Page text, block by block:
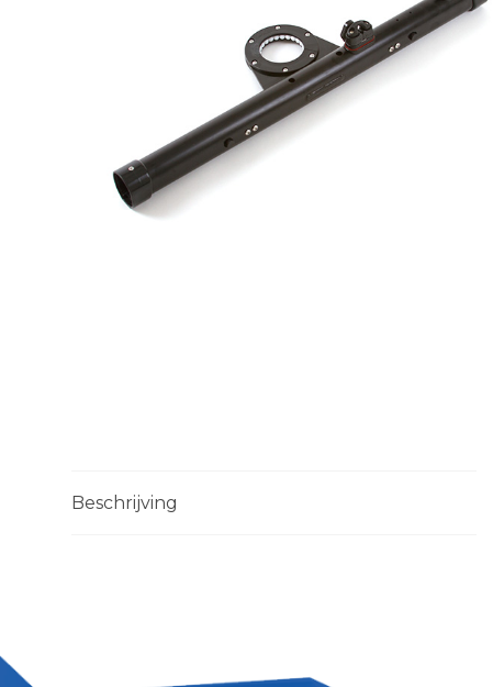
Beschrijving